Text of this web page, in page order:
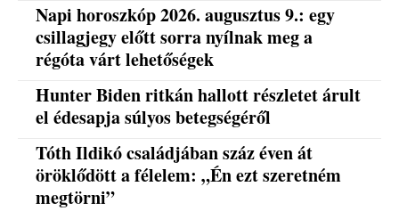
Napi horoszkóp 2026. augusztus 9.: egy
csillagjegy előtt sorra nyílnak meg a
régóta várt lehetőségek
Hunter Biden ritkán hallott részletet árult
el édesapja súlyos betegségéről
Tóth Ildikó családjában száz éven át
öröklődött a félelem: „Én ezt szeretném
megtörni”